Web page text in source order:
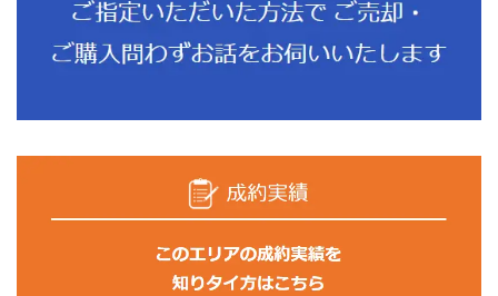
料は徴しておりません。
います。 また代理人によるご連絡の場合には代理関